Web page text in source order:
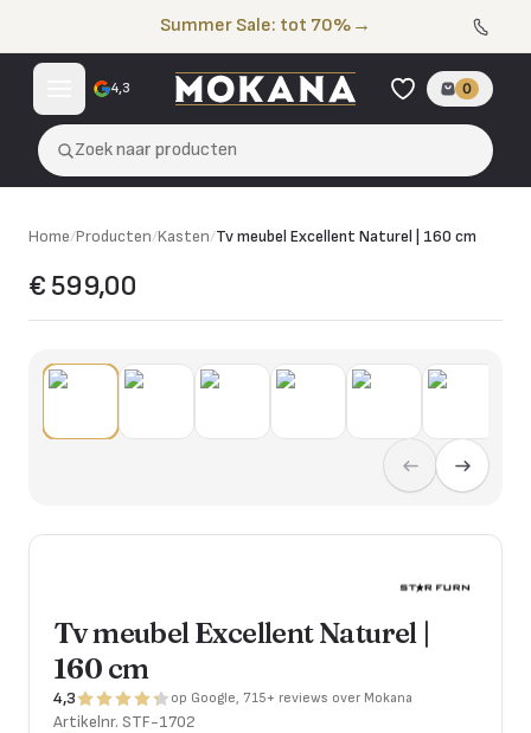
Summer Sale: tot 70% →
4,3 0
Zoek naar producten
Home/Producten/Kasten/Tv meubel Excellent Naturel | 160 cm
€ 599,00
Tv meubel Excellent Naturel |
160 cm
4,3 op Google, 715+ reviews over Mokana
Artikelnr. STF-1702